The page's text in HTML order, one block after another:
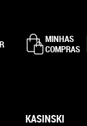
MINHAS
COMPRAS
KASINSKI